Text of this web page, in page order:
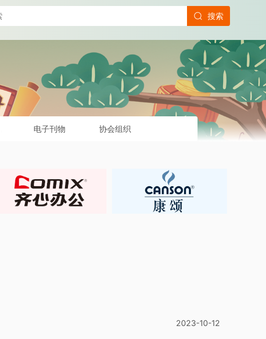
搜索
电子刊物 协会组织
2023-10-12